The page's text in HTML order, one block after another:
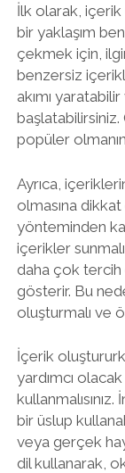
İlk olarak, içerik
bir yaklaşım
çekmek için,
benzersiz
akımı
başlatabilirsiniz.
popüler olmanın
Ayrıca,
olmasına
yönteminden
içerikler
daha çok tercih
gösterir. Bu
oluşturmalı ve
İçerik
yardımcı
bir üslup
veya gerçek
dil kullanarak,